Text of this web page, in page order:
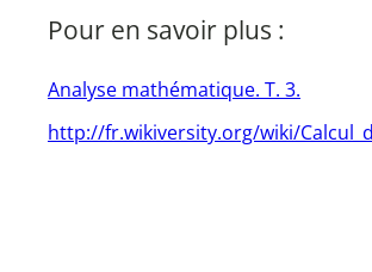
Pour en savoir plus :
Analyse mathématique. T. 3.
http://fr.wikiversity.org/wiki/